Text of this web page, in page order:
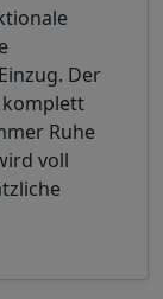
Der
komplett
Ruhe
voll